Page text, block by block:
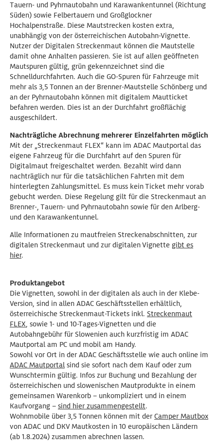
Tauern- und Pyhrnautobahn und Karawankentunnel (Richtung
Süden) sowie Felbertauern und Großglockner
Hochalpenstraße. Diese Mautstrecken kosten extra,
unabhängig von der österreichischen Autobahn-Vignette.
Nutzer der Digitalen Streckenmaut können die Mautstelle
damit ohne Anhalten passieren. Sie ist auf allen geöffneten
Mautspuren gültig, grün gekennzeichnet sind die
Schnelldurchfahrten. Auch die GO-Spuren für Fahrzeuge mit
mehr als 3,5 Tonnen an der Brenner-Mautstelle Schönberg und
an der Pyhrnautobahn können mit digitalem Mautticket
befahren werden. Dies ist an der Durchfahrt großflächig
ausgeschildert.
Nachträgliche Abrechnung mehrerer Einzelfahrten möglich
Mit der „Streckenmaut FLEX“ kann im ADAC Mautportal das
eigene Fahrzeug für die Durchfahrt auf den Spuren für
Digitalmaut freigeschaltet werden. Bezahlt wird dann
nachträglich nur für die tatsächlichen Fahrten mit dem
hinterlegten Zahlungsmittel. Es muss kein Ticket mehr vorab
gebucht werden. Diese Regelung gilt für die Streckenmaut an
Brenner-, Tauern- und Pyhrnautobahn sowie für den Arlberg-
und den Karawankentunnel.
Alle Informationen zu mautfreien Streckenabschnitten, zur
digitalen Streckenmaut und zur digitalen Vignette gibt es
hier.
Produktangebot
Die Vignetten, sowohl in der digitalen als auch in der Klebe-
Version, sind in allen ADAC Geschäftsstellen erhältlich,
österreichische Streckenmaut-Tickets inkl. Streckenmaut
FLEX, sowie 1- und 10-Tages-Vignetten und die
Autobahngebühr für Slowenien auch kurzfristig im ADAC
Mautportal am PC und mobil am Handy.
Sowohl vor Ort in der ADAC Geschäftsstelle wie auch online im
ADAC Mautportalsind sie sofort nach dem Kauf oder zum
Wunschtermin gültig. Infos zur Buchung und Bezahlung der
österreichischen und slowenischen Mautprodukte in einem
gemeinsamen Warenkorb – unkompliziert und in einem
Kaufvorgang – sind hier zusammengestellt.
Wohnmobile über 3,5 Tonnen können mit derCamper Mautbox
von ADAC und DKV Mautkosten in 10 europäischen Ländern
(ab 1.8.2024) zusammen abrechnen lassen.